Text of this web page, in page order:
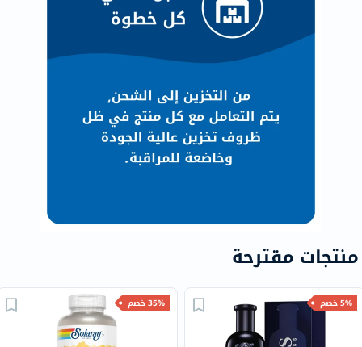
منتجات مقترحة
5% خصم 35% خصم